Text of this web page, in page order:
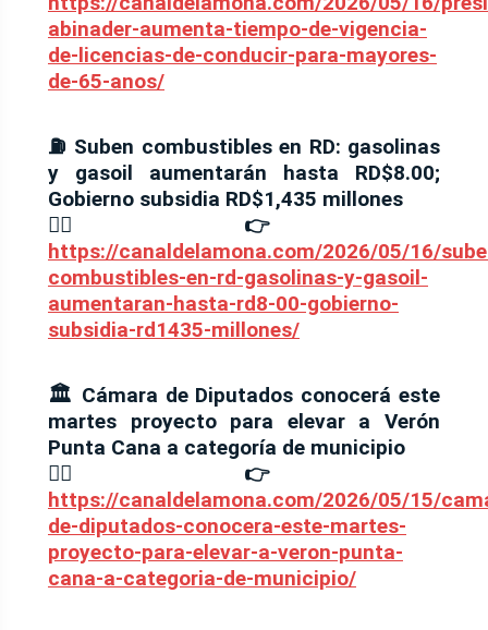
abinader-aumenta-tiempo-de-vigencia-
de-licencias-de-conducir-para-mayores-
de-65-anos/
⛽ Suben combustibles en RD: gasolinas
y gasoil aumentarán hasta RD$8.00;
Gobierno subsidia RD$1,435 millones
⛓️‍💥👉
https://canaldelamona.com/2026/05/16/
combustibles-en-rd-gasolinas-y-gasoil-
aumentaran-hasta-rd8-00-gobierno-
subsidia-rd1435-millones/
🏛️ Cámara de Diputados conocerá este
martes proyecto para elevar a Verón
Punta Cana a categoría de municipio
⛓️‍💥👉
https://canaldelamona.com/2026/05/15/
de-diputados-conocera-este-martes-
proyecto-para-elevar-a-veron-punta-
cana-a-categoria-de-municipio/